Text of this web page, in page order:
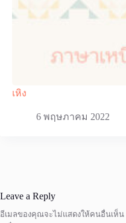
เหิง
6 พฤษภาคม 2022
Leave a Reply
อีเมลของคุณจะไม่แสดงให้คนอื่นเห็น